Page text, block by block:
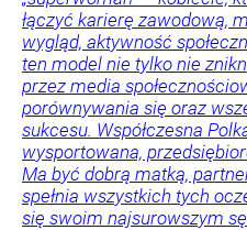
łączyć karierę zawodową,
wygląd, aktywność
ten model nie tylko nie
przez media
porównywania się oraz
sukcesu. Współczesna
wysportowana,
Ma być dobrą matką,
spełnia wszystkich tych
się swoim najsurowszym